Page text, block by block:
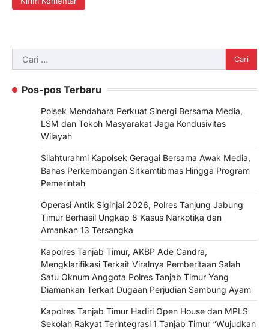
Cari
untuk:
Pos-pos Terbaru
Polsek Mendahara Perkuat Sinergi Bersama Media,
LSM dan Tokoh Masyarakat Jaga Kondusivitas
Wilayah
Silahturahmi Kapolsek Geragai Bersama Awak Media,
Bahas Perkembangan Sitkamtibmas Hingga Program
Pemerintah
Operasi Antik Siginjai 2026, Polres Tanjung Jabung
Timur Berhasil Ungkap 8 Kasus Narkotika dan
Amankan 13 Tersangka
Kapolres Tanjab Timur, AKBP Ade Candra,
Mengklarifikasi Terkait Viralnya Pemberitaan Salah
Satu Oknum Anggota Polres Tanjab Timur Yang
Diamankan Terkait Dugaan Perjudian Sambung Ayam
Kapolres Tanjab Timur Hadiri Open House dan MPLS
Sekolah Rakyat Terintegrasi 1 Tanjab Timur “Wujudkan